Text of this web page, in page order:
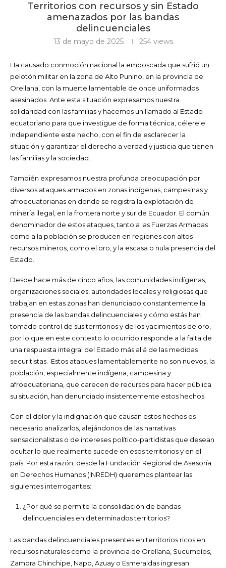
Territorios con recursos y sin Estado
amenazados por las bandas
delincuenciales
13 de mayo de 2025 254views
Ha causado conmoción nacional la emboscada que sufrió un
pelotón militar en la zona de Alto Punino, en la provincia de
Orellana, con la muerte lamentable de once uniformados
asesinados. Ante esta situación expresamos nuestra
solidaridad con las familias y hacemos un llamado al Estado
ecuatoriano para que investigue de forma técnica, célere e
independiente este hecho, con el fin de esclarecer la
situación y garantizar el derecho a verdad y justicia que tienen
las familias y la sociedad.
También expresamos nuestra profunda preocupación por
diversos ataques armados en zonas indígenas, campesinas y
afroecuatorianas en donde se registra la explotación de
minería ilegal, en la frontera norte y sur de Ecuador. El común
denominador de estos ataques, tanto a las Fuerzas Armadas
como a la población se producen en regiones con altos
recursos mineros, como el oro, y la escasa o nula presencia del
Estado.
Desde hace más de cinco años, las comunidades indígenas,
organizaciones sociales, autoridades locales y religiosas que
trabajan en estas zonas han denunciado constantemente la
presencia de las bandas delincuenciales y cómo estás han
tomado control de sus territorios y de los yacimientos de oro,
por lo que en este contexto lo ocurrido responde a la falta de
una respuesta integral del Estado más allá de las medidas
securitistas. Estos ataques lamentablemente no son nuevos, la
población, especialmente indígena, campesina y
afroecuatoriana, que carecen de recursos para hacer pública
su situación, han denunciado insistentemente estos hechos.
Con el dolor y la indignación que causan estos hechos es
necesario analizarlos, alejándonos de las narrativas
sensacionalistas o de intereses político-partidistas que desean
ocultar lo que realmente sucede en esos territorios y en el
país. Por esta razón, desde la Fundación Regional de Asesoría
en Derechos Humanos (INREDH) queremos plantear las
siguientes interrogantes:
¿Por qué se permite la consolidación de bandas
delincuenciales en determinados territorios?
Las bandas delincuenciales presentes en territorios ricos en
recursos naturales como la provincia de Orellana, Sucumbíos,
Zamora Chinchipe, Napo, Azuay o Esmeraldas ingresan